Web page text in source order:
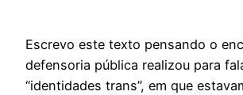
Escrevo este texto pensando o
defensoria pública realizou para
“identidades trans”, em que